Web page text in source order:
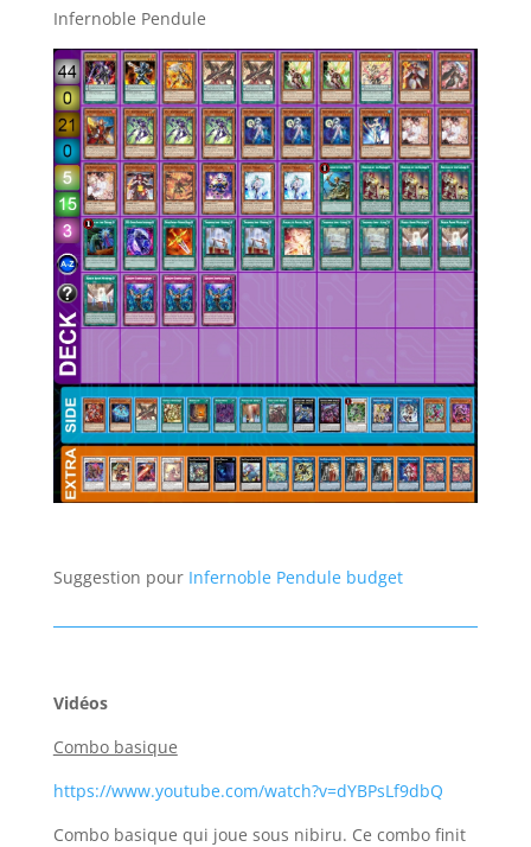
Infernoble Pendule
Suggestion pour Infernoble Pendule budget
Vidéos
Combo basique
https://www.youtube.com/watch?v=dYBPsLf9dbQ
Combo basique qui joue sous nibiru. Ce combo finit